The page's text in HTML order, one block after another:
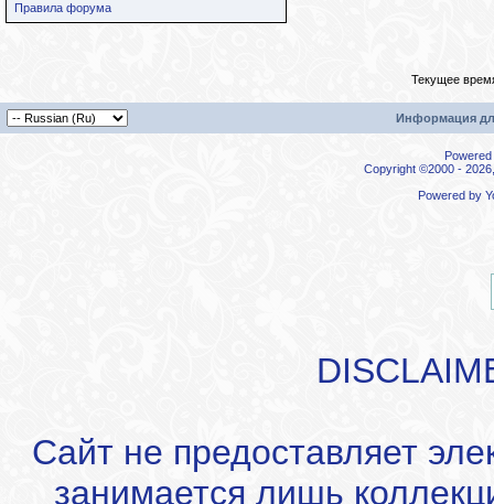
Правила форума
Текущее
Информация
Copyright ©2000 -
Powered by
Сайт не предоставляет
занимается лишь